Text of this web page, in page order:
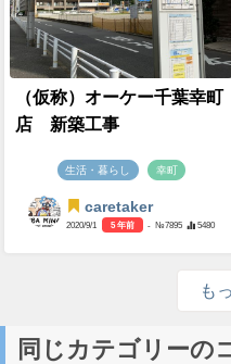
（仮称）オーケー千葉幸町
店 新築工事
生活・暮らし 幸町
caretaker
2020/9/1 5 年前 - №7895 5480
も
同じカテゴリーの